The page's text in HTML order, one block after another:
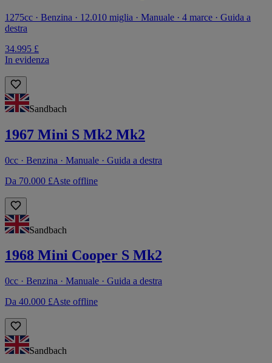
1275cc · Benzina · 12.010 miglia · Manuale · 4 marce · Guida a
destra
34.995 £
In evidenza
Sandbach
1967 Mini S Mk2 Mk2
0cc · Benzina · Manuale · Guida a destra
Da 70.000 £Aste offline
Sandbach
1968 Mini Cooper S Mk2
0cc · Benzina · Manuale · Guida a destra
Da 40.000 £Aste offline
Sandbach